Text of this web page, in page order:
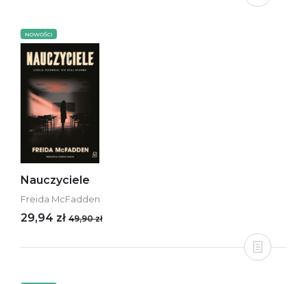
NOWOŚCI
Nauczyciele
Freida McFadden
29,94 zł 49,90 zł